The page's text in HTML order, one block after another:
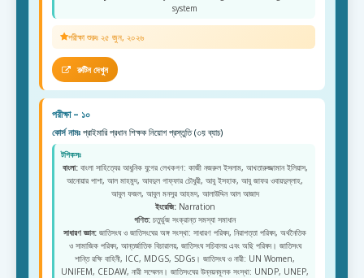
system
পরীক্ষা শুরুঃ ২৫ জুন, ২০২৬
রুটিন দেখুন
পরীক্ষা – ১০
কোর্স নামঃ প্রাইমারি প্রধান শিক্ষক নিয়োগ প্রস্তুতি (৩য় ব্যাচ)
টপিকসঃ
বাংলা:বাংলা সাহিত্যের আধুনিক যুগের লেখকগণ: কাজী নজরুল ইসলাম, আখতারুজ্জামান ইলিয়াস,
আনোয়ার পাশা, আল মাহমুদ, আবদুল গাফ্ফার চৌধুরী, আবু ইসহাক, আবু জাফর ওবায়দুল্লাহ,
আবুল ফজল, আবুল মনসুর আহমদ, আলাউদ্দিন আল আজাদ
ইংরেজি:Narration
গণিত: চতুর্ভুজ সংক্রান্ত সমস্যা সমাধান
সাধারণ জ্ঞান: জাতিসংঘ ও জাতিসংঘের অঙ্গ সংস্থা: সাধারণ পরিষদ, নিরাপত্তা পরিষদ, অর্থনৈতিক
ও সামাজিক পরিষদ, আন্তর্জাতিক বিচারালয়, জাতিসংঘ সচিবালয় এবং অছি পরিষদ। জাতিসংঘ
শান্তি রক্ষি বাহিনী, ICC, MDGS, SDGs। জাতিসংঘ ও নারী: UN Women,
UNIFEM, CEDAW, নারী সম্মেলন। জাতিসংঘের উন্নয়নমূলক সংস্থা: UNDP, UNEP,